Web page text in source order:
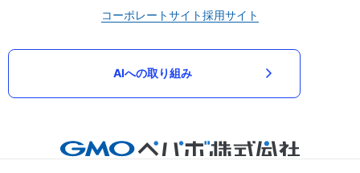
コーポレートサイト採用サイト
AIへの取り組み